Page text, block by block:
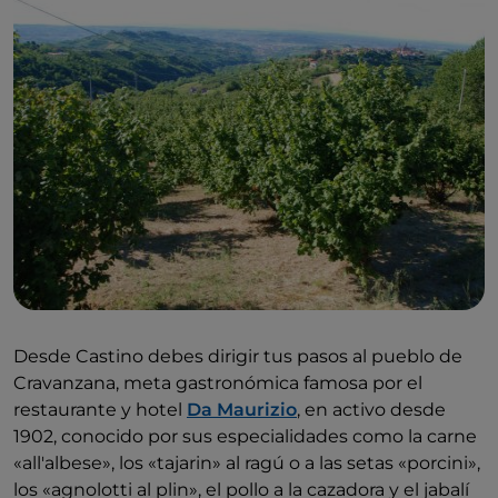
Desde Castino debes dirigir tus pasos al pueblo de
Cravanzana, meta gastronómica famosa por el
restaurante y hotel Da Maurizio, en activo desde
1902, conocido por sus especialidades como la carne
«all'albese», los «tajarin» al ragú o a las setas «porcini»,
los «agnolotti al plin», el pollo a la cazadora y el jabalí